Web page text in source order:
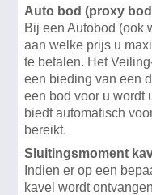
Auto bod (proxy
Bij een Autobod (ook
aan welke prijs u
te betalen. Het
een bieding van een
een bod voor u wordt
biedt automatisch
bereikt.
Sluitingsmoment
Indien er op een
kavel wordt